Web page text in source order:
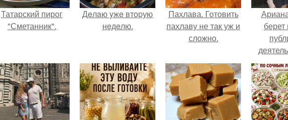
Татарский пирог
"Сметанник".
Дeлaю yжe втopую
нeдeлю.
Пахлава. Готовить
пахлаву не так уж и
сложно.
берет
фоне
своем